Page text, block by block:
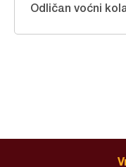
Odličan voćni